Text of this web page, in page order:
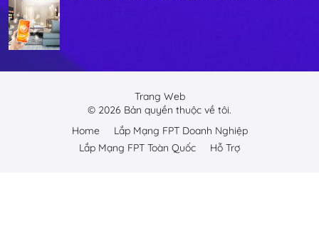
Trang Web
© 2026 Bản quyền thuộc về tôi.
Home
Lắp Mạng FPT Doanh Nghiệp
Lắp Mạng FPT Toàn Quốc
Hỗ Trợ